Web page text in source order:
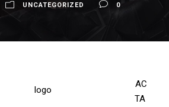
UNCATEGORIZED 0
AC
TA